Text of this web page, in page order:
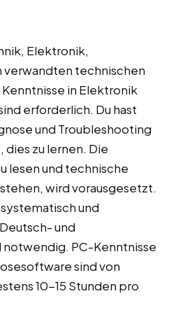
Elektronik,
technischen
in Elektronik
erforderlich. Du hast
und Troubleshooting
zu lernen. Die
lesen und technische
wird vorausgesetzt.
und
und
notwendig. PC-Kenntnisse
sind von
10-15 Stunden pro